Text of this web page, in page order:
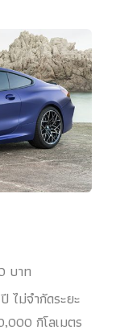
บาท
ไม่จำกัดระยะ
กิโลเมตร